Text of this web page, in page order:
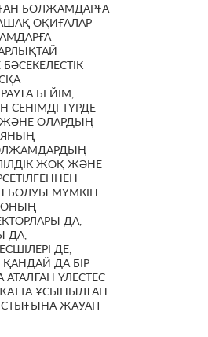
БОЛЖАМДАРҒА
ОҚИҒАЛАР
БЕЙІМ,
ТҮРДЕ
ОЛАРДЫҢ
ЖОҚ ЖӘНЕ
БОЛУЫ МҮМКІН.
ОНЫҢ
ДА,
ДА,
ДЕ,
ҚАНДАЙ ДА БІР
ҮЛЕСТЕС
ҰСЫНЫЛҒАН
ЖАУАП